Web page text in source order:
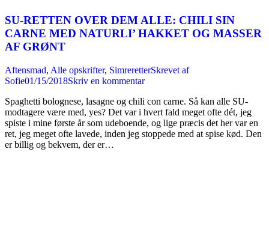
SU-RETTEN OVER DEM ALLE: CHILI SIN
CARNE MED NATURLI’ HAKKET OG MASSER
AF GRØNT
Aftensmad, Alle opskrifter, SimreretterSkrevet af
Sofie01/15/2018Skriv en kommentar
Spaghetti bolognese, lasagne og chili con carne. Så kan alle SU-
modtagere være med, yes? Det var i hvert fald meget ofte dét, jeg
spiste i mine første år som udeboende, og lige præcis det her var en
ret, jeg meget ofte lavede, inden jeg stoppede med at spise kød. Den
er billig og bekvem, der er…